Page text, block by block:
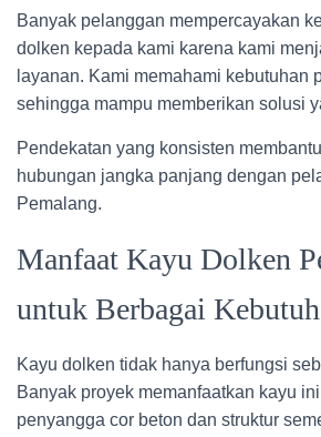
Banyak pelanggan mempercayakan
dolken kepada kami karena kami
layanan. Kami memahami kebutuhan
sehingga mampu memberikan solusi
Pendekatan yang konsisten
hubungan jangka panjang dengan
Pemalang.
Manfaat Kayu Dolken
untuk Berbagai
Kayu dolken tidak hanya berfungsi
Banyak proyek memanfaatkan kayu
penyangga cor beton dan struktur